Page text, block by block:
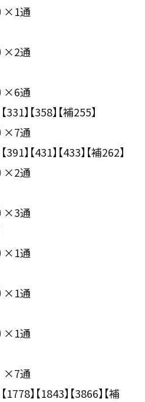
×1通
×2通
×6通
331】【358】【補255】
×7通
391】【431】【433】【補262】
×2通
×3通
×1通
×1通
×1通
通
1778】【1843】【3866】【補